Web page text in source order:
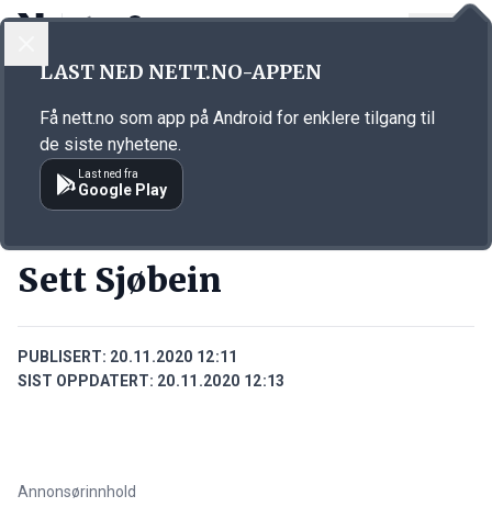
Annonsørinnhold
Sett Sjøbein
PUBLISERT: 20.11.2020 12:11
SIST OPPDATERT: 20.11.2020 12:13
Annonsørinnhold
LAST NED NETT.NO-APPEN
Få nett.no som app på Android for enklere tilgang til
de siste nyhetene.
Last ned fra
Google Play